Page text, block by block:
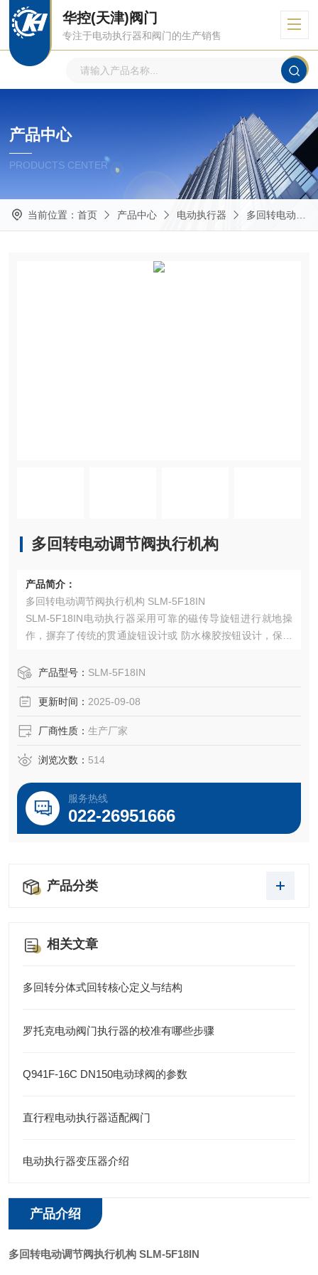
华控(天津)阀门
专注于电动执行器和阀门的生产销售
产品中心
PRODUCTS CENTER
当前位置： 首页 产品中心 电动执行器 多回转电动执行器
多回转电动调节阀执行机构
产品简介：
多回转电动调节阀执行机构 SLM-5F18IN
SLM-5F18IN电动执行器采用可靠的磁传导旋钮进行就地操
作，摒弃了传统的贯通旋钮设计或 防水橡胶按钮设计，保证
多功能显示窗口，显示内容丰富，用户可随时掌握设备基本
产品型号： SLM-5F18IN
更新时间： 2025-09-08
厂商性质： 生产厂家
浏览次数： 514
服务热线
022-26951666
产品分类
相关文章
多回转分体式回转核心定义与结构
罗托克电动阀门执行器的校准有哪些步骤
Q941F-16C DN150电动球阀的参数
直行程电动执行器适配阀门
电动执行器变压器介绍
产品介绍
多回转电动调节阀执行机构 SLM-5F18IN